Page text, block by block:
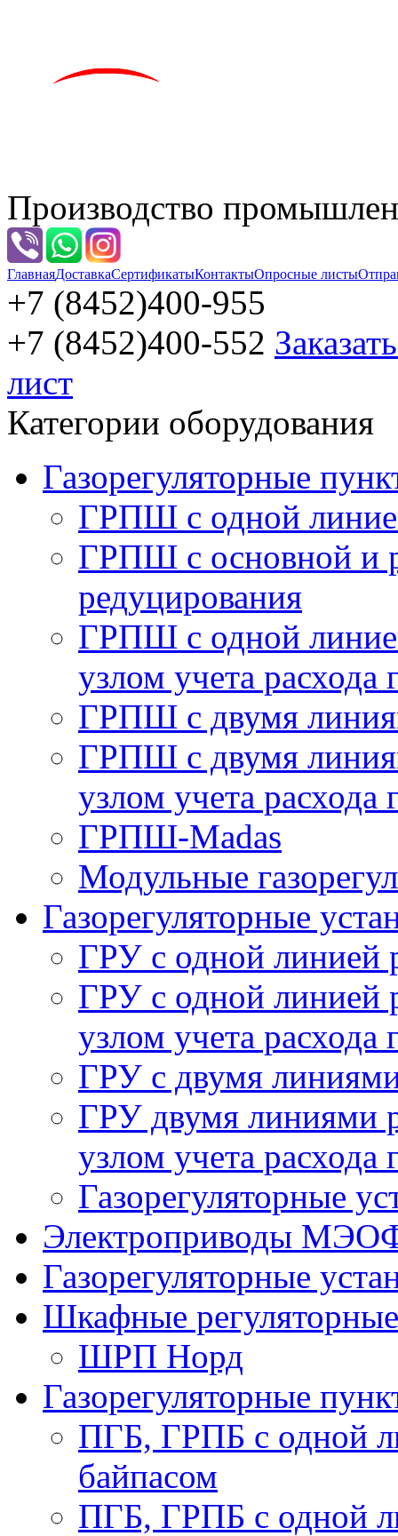
Производство
ГлавнаяДоставкаСертификатыКонтактыОпросные листы
+7 (8452)400-955
+7 (8452)400-552
лист
Категории оборудования
Газорегуляторные
ГРПШ с одной
ГРПШ с основной и
редуцирования
ГРПШ с одной
узлом учета расхода
ГРПШ с двумя
ГРПШ с двумя
узлом учета расхода
ГРПШ-Madas
Модульные
Газорегуляторные
ГРУ с одной линией
ГРУ с одной линией
узлом учета расхода
ГРУ с двумя
ГРУ двумя линиями
узлом учета расхода
Газорегуляторные
Электроприводы
Газорегуляторные
Шкафные
ШРП Норд
Газорегуляторные
ПГБ, ГРПБ с одной
байпасом
ПГБ, ГРПБ с одной